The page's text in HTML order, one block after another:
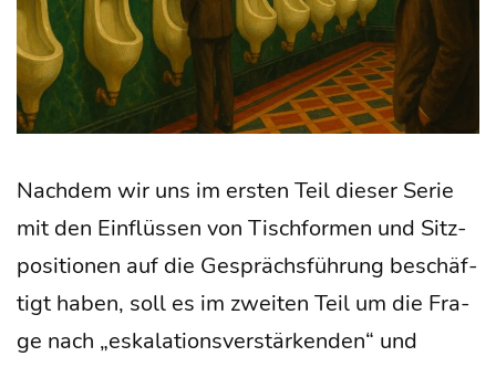
Nach­dem wir uns im ers­ten Teil die­ser Serie
mit den Ein­flüs­sen von Tisch­for­men und Sitz­
po­si­tio­nen auf die Gesprächs­füh­rung beschäf­
tigt haben, soll es im zwei­ten Teil um die Fra­
ge nach „eska­la­ti­ons­ver­stär­ken­den“ und